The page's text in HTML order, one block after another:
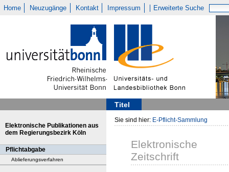
Home Neuzugänge Kontakt Impressum Erweiterte Suche
Titel
Elektronische Publikationen aus
dem Regierungsbezirk Köln
Pflichtabgabe
Ablieferungsverfahren
Sie sind hier: E-Pflicht-Sammlung
Elektronische
Zeitschrift